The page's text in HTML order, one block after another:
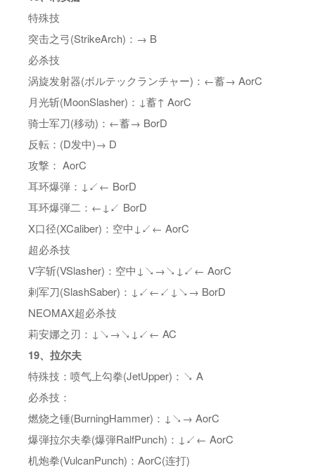
特殊技
突击之弓(StrikeArch)：→ B
必杀技
涡旋发射器(ボルテックランチャー)：←蓄→ AorC
月光斩(MoonSlasher)：↓蓄↑ AorC
骑士军刀(移动)：←蓄→ BorD
反転：(D发中)→ D
攻撃： AorC
耳环爆弾：↓↙← BorD
耳环爆弾二：←↓↙ BorD
X口径(XCaliber)：空中↓↙← AorC
超必杀技
V字斩(VSlasher)：空中↓↘→↘↓↙← AorC
剌军刀(SlashSaber)：↓↙←↙↓↘→ BorD
NEOMAX超必杀技
莉安娜之刃：↓↘→↘↓↙← AC
19、拉尔夫
特殊技：喷气上勾拳(JetUpper)：↘ A
必杀技：
燃烧之锤(BurningHammer)：↓↘→ AorC
爆弾拉尔夫拳(爆弾RalfPunch)：↓↙← AorC
机炮拳(VulcanPunch)：AorC(连打)